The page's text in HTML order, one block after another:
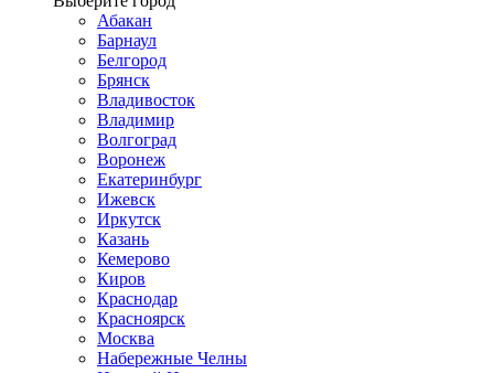
Абакан
Барнаул
Белгород
Брянск
Владивосток
Владимир
Волгоград
Воронеж
Екатеринбург
Ижевск
Иркутск
Казань
Кемерово
Киров
Краснодар
Красноярск
Москва
Набережные Челны